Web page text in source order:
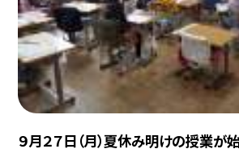
９月２７日（月）夏休み明けの授業が